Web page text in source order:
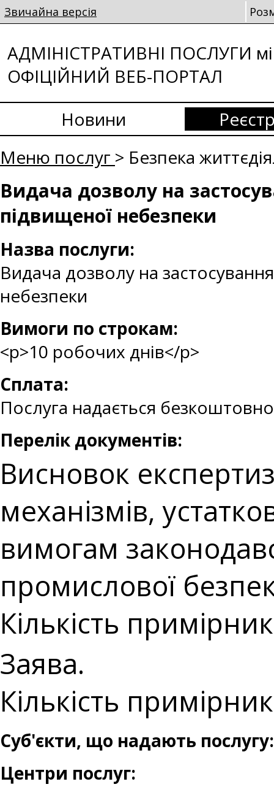
Звичайна версія
АДМІНІСТРАТИВНІ ПОСЛУГИ
ОФІЦІЙНИЙ ВЕБ-ПОРТАЛ
Новини
Меню послуг > Безпека
Видача дозволу на
підвищеної небезпеки
Назва послуги:
Видача дозволу на
небезпеки
Вимоги по строкам:
<p>10 робочих днів</p>
Сплата:
Послуга надається безкоштовно
Перелік документів:
Висновок
механізмів,
вимогам
промислової
Кількість
Заява.
Кількість
Суб'єкти, що надають послугу:
Центри послуг: